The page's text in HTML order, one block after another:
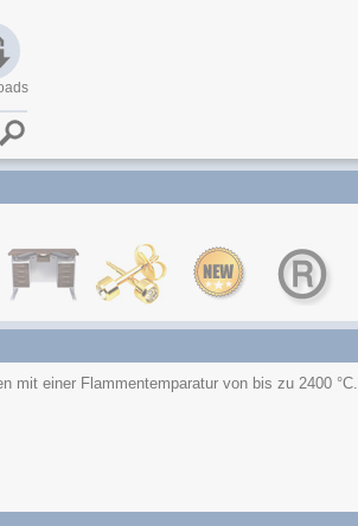
mit einer Flammentemparatur von bis zu 2400 °C.